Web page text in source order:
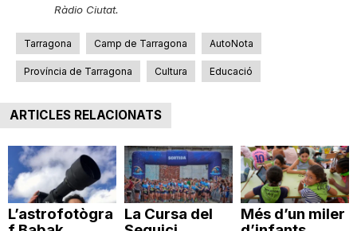
Ràdio Ciutat.
Tarragona Camp de Tarragona AutoNota
Província de Tarragona Cultura Educació
ARTICLES RELACIONATS
L’astrofotògra
La Cursa del
Més d’un miler